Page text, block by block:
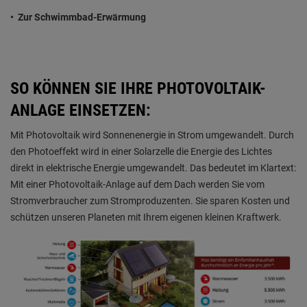
• Zur Schwimmbad-Erwärmung
SO KÖNNEN SIE IHRE PHOTOVOLTAIK-
ANLAGE EINSETZEN:
Mit Photovoltaik wird Sonnenenergie in Strom umgewandelt. Durch
den Photoeffekt wird in einer Solarzelle die Energie des Lichtes
direkt in elektrische Energie umgewandelt. Das bedeutet im Klartext:
Mit einer Photovoltaik-Anlage auf dem Dach werden Sie vom
Stromverbraucher zum Stromproduzenten. Sie sparen Kosten und
schützen unseren Planeten mit Ihrem eigenen kleinen Kraftwerk.